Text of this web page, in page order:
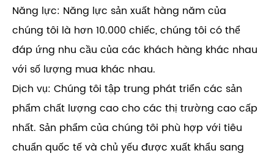
Năng lực: Năng lực sản xuất hàng năm của
chúng tôi là hơn 10.000 chiếc, chúng tôi có thể
đáp ứng nhu cầu của các khách hàng khác nhau
với số lượng mua khác nhau.
Dịch vụ: Chúng tôi tập trung phát triển các sản
phẩm chất lượng cao cho các thị trường cao cấp
nhất. Sản phẩm của chúng tôi phù hợp với tiêu
chuẩn quốc tế và chủ yếu được xuất khẩu sang